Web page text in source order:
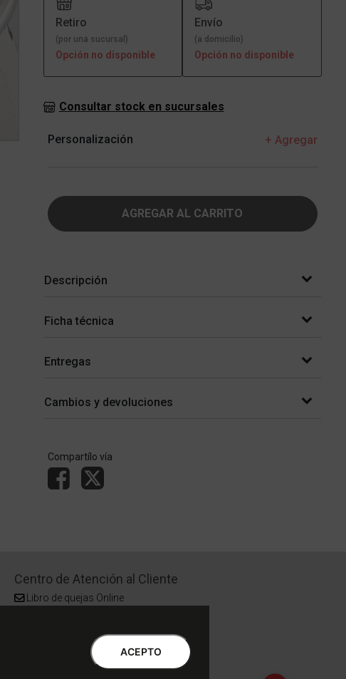
Retiro
(por una sucursal)
Opción no disponible
Envío
(a domicilio)
Opción no disponible
Consultar stock en sucursales
Personalización + Agregar
AGREGAR AL CARRITO
Descripción
Ficha técnica
Entregas
Cambios y devoluciones
Compartílo vía
Centro de Atención al Cliente
Libro de quejas Online
0810-888-3398 | Lu a Vi 9 a 18 | Sa 9 a 17
ACEPTO